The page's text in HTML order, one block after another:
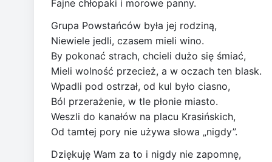
Fajne chłopaki i morowe panny.
Grupa Powstańców była jej rodziną,
Niewiele jedli, czasem mieli wino.
By pokonać strach, chcieli dużo się śmiać,
Mieli wolność przecież, a w oczach ten blask.
Wpadli pod ostrzał, od kul było ciasno,
Ból przerażenie, w tle płonie miasto.
Weszli do kanałów na placu Krasińskich,
Od tamtej pory nie używa słowa „nigdy”.
Dziękuję Wam za to i nigdy nie zapomnę,